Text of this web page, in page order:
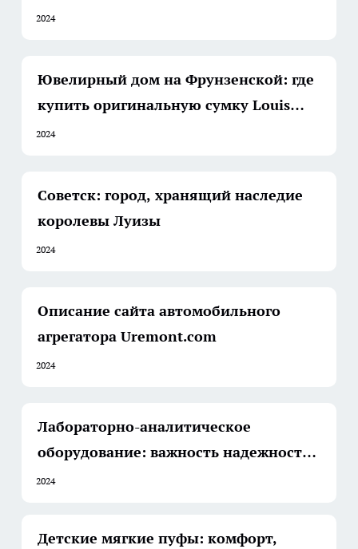
2024
Ювелирный дом на Фрунзенской: где
купить оригинальную сумку Louis
Vuitton
2024
Советск: город, хранящий наследие
королевы Луизы
2024
Описание сайта автомобильного
агрегатора Uremont.com
2024
Лабораторно-аналитическое
оборудование: важность надежности
и выбора правильного поставщика
2024
Детские мягкие пуфы: комфорт,